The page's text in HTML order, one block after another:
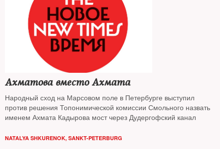
Ахматова вместо Ахмата
Народный сход на Марсовом поле в Петербурге выступил
против решения Топонимической комиссии Смольного назвать
именем Ахмата Кадырова мост через Дудергофский канал
NATALYA SHKURENOK, SANKT-PETERBURG